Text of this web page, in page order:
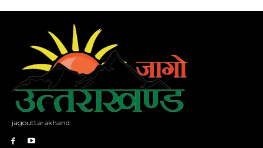
jagouttarakhand